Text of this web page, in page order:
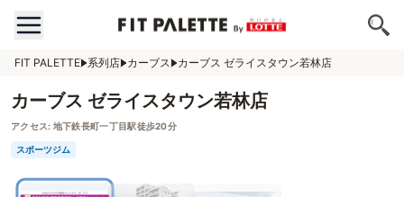
FIT PALETTE 系列店 カーブス カーブス ゼライスタウン若林店
カーブス ゼライスタウン若林店
アクセス: 地下鉄長町一丁目駅徒歩20分
スポーツジム